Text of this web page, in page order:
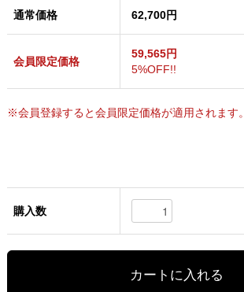
通常価格 62,700円
会員限定価格
59,565円
5%OFF!!
※会員登録すると会員限定価格が適用されます。
購入数